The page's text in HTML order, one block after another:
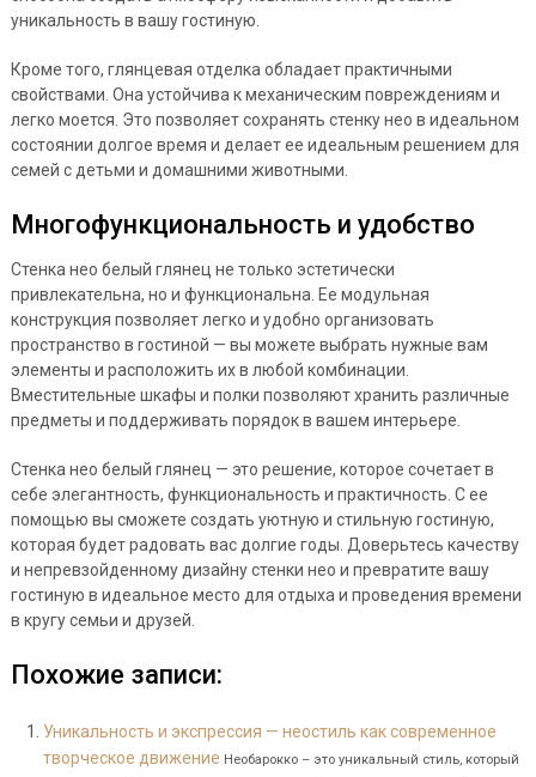
уникальность в вашу гостиную.
Кроме того, глянцевая отделка обладает практичными
свойствами. Она устойчива к механическим повреждениям и
легко моется. Это позволяет сохранять стенку нео в идеальном
состоянии долгое время и делает ее идеальным решением для
семей с детьми и домашними животными.
Многофункциональность и удобство
Стенка нео белый глянец не только эстетически
привлекательна, но и функциональна. Ее модульная
конструкция позволяет легко и удобно организовать
пространство в гостиной — вы можете выбрать нужные вам
элементы и расположить их в любой комбинации.
Вместительные шкафы и полки позволяют хранить различные
предметы и поддерживать порядок в вашем интерьере.
Стенка нео белый глянец — это решение, которое сочетает в
себе элегантность, функциональность и практичность. С ее
помощью вы сможете создать уютную и стильную гостиную,
которая будет радовать вас долгие годы. Доверьтесь качеству
и непревзойденному дизайну стенки нео и превратите вашу
гостиную в идеальное место для отдыха и проведения времени
в кругу семьи и друзей.
Похожие записи:
Уникальность и экспрессия — неостиль как современное
творческое движение Необарокко – это уникальный стиль, который